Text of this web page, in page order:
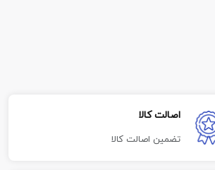
اصالت کالا
تضمین اصالت کالا